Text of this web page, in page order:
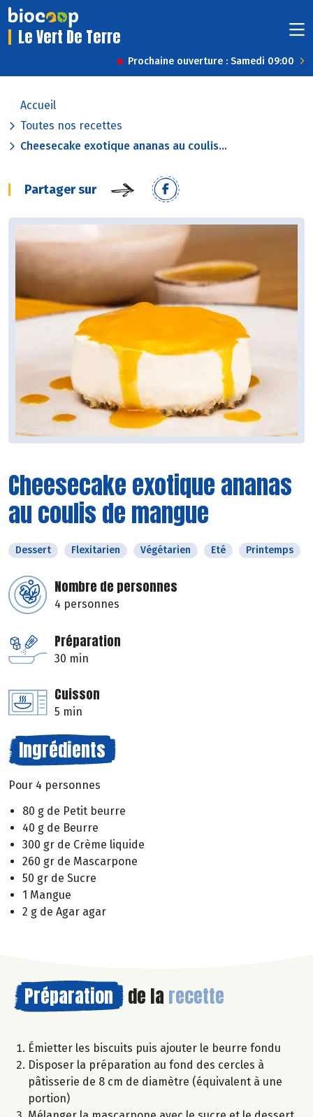
Le Vert De Terre
Prochaine ouverture : Samedi 09:00
Accueil
Toutes nos recettes
Cheesecake exotique ananas au coulis...
Partager sur
Cheesecake exotique ananas
au coulis de mangue
Dessert Flexitarien Végétarien Eté Printemps
Nombre de personnes
4 personnes
Préparation
30 min
Cuisson
5 min
Ingrédients
Pour 4 personnes
80 g de Petit beurre
40 g de Beurre
300 gr de Crème liquide
260 gr de Mascarpone
50 gr de Sucre
1 Mangue
2 g de Agar agar
Préparation de la recette
Émietter les biscuits puis ajouter le beurre fondu
Disposer la préparation au fond des cercles à
pâtisserie de 8 cm de diamètre (équivalent à une
portion)